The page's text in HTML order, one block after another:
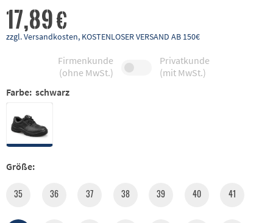
17,89 €
zzgl. Versandkosten, KOSTENLOSER VERSAND AB 150€
Firmenkunde
(ohne MwSt.)
Privatkunde
(mit MwSt.)
Farbe: schwarz
Größe:
35 36 37 38 39 40 41